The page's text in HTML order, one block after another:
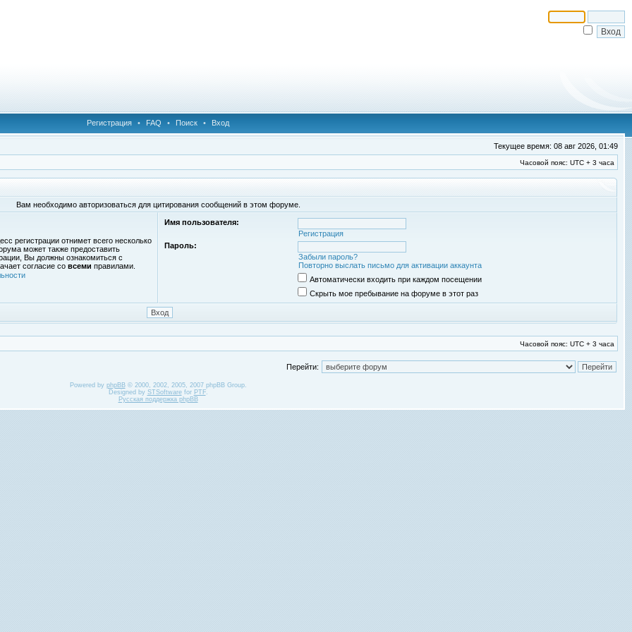
Регистрация • FAQ • Поиск • Вход
Текущее время: 08 авг 2026, 01:49
Часовой пояс: UTC + 3 часа
Вам необходимо авторизоваться для цитирования сообщений в этом форуме.
регистрации отнимет всего несколько
может также предоставить
Вы должны ознакомиться с
согласие со всеми правилами.
Имя пользователя:
Регистрация
Пароль:
Забыли пароль?
Повторно выслать письмо для активации аккаунта
Автоматически входить при каждом посещении
Скрыть мое пребывание на форуме в этот раз
Часовой пояс: UTC + 3 часа
Перейти:
Powered by phpBB© 2000, 2002, 2005, 2007 phpBB Group.
Designed by STSoftwarefor PTF.
Русская поддержка phpBB